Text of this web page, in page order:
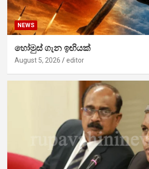
NEWS
හෝමුස් ගැන ඉඟියක්
August 5, 2026 editor